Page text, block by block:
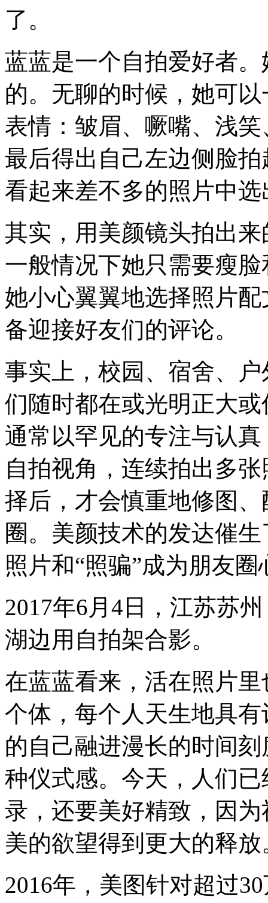
了。
蓝蓝是一个自拍爱好者
的。无聊的时候，她可
表情：皱眉、噘嘴、浅
最后得出自己左边侧脸
看起来差不多的照片中
其实，用美颜镜头拍出
一般情况下她只需要瘦
她小心翼翼地选择照片
备迎接好友们的评论。
事实上，校园、宿舍、
们随时都在或光明正大
通常以罕见的专注与认
自拍视角，连续拍出多
择后，才会慎重地修图
圈。美颜技术的发达催
照片和“照骗”成为朋友
2017年6月4日，江苏苏
湖边用自拍架合影。
在蓝蓝看来，活在照片
个体，每个人天生地具
的自己融进漫长的时间
种仪式感。今天，人们
录，还要美好精致，因
美的欲望得到更大的释放
2016年，美图针对超过